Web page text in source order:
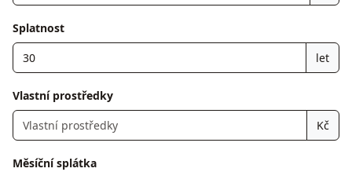
Splatnost
let
Vlastní prostředky
Kč
Měsíční splátka